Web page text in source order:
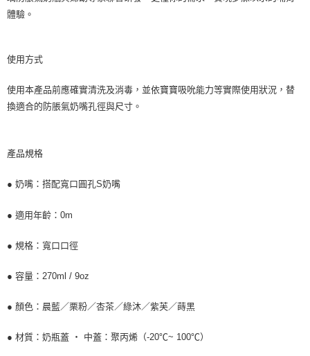
體驗。
使用方式
使用本產品前應確實清洗及消毒，並依寶寶吸吮能力等實際使用狀況，替
換適合的防脹氣奶嘴孔徑與尺寸。
產品規格
● 奶嘴：搭配寬口圓孔S奶嘴
● 適用年齡：0m
● 規格：寬口口徑
● 容量：270ml / 9oz
● 顏色：晨藍／栗粉／杏茶／綠沐／紫芙／蒔黑
● 材質：奶瓶蓋 ‧ 中蓋：聚丙烯（-20℃~ 100℃）